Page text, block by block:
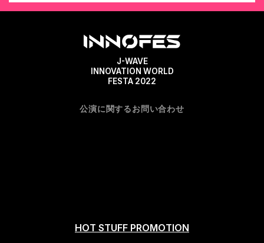
J-WAVE
INNOVATION WORLD
FESTA 2022
公演に関するお問い合わせ
HOT STUFF PROMOTION